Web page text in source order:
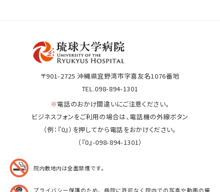
〒901-2725 沖縄県宜野湾市字喜友名1076番地
TEL.098-894-1301
※電話のおかけ間違いにご注意ください。
ビジネスフォンをご利用の場合は、電話機の外線ボタン
（例：『0』）を押してから電話をおかけください。
（『0』-098-894-1301）
院内敷地内は全面禁煙です。
プライバシー保護のため、病院に許可なく院内での写真や動画の撮